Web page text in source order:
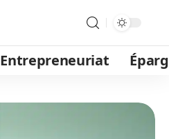
Entrepreneuriat